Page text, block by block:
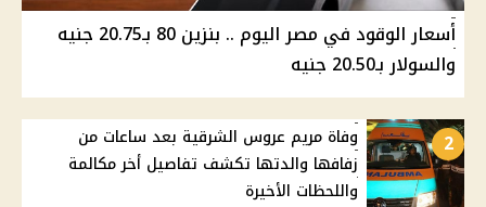
أسعار الوقود في مصر اليوم .. بنزين 80 بـ20.75 جنيه
والسولار بـ20.50 جنيه
2
وفاة مريم عروس الشرقية بعد ساعات من
زفافها والدتها تكشف تفاصيل أخر مكالمة
واللحظات الأخيرة